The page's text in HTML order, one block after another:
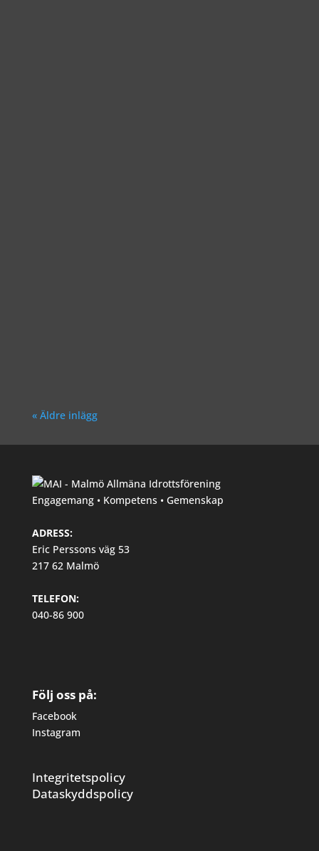
« Äldre inlägg
Engagemang • Kompetens • Gemenskap
ADRESS:
Eric Perssons väg 53
217 62 Malmö
TELEFON:
040-86 900
Följ oss på:
Facebook
Instagram
Integritetspolicy
Dataskyddspolicy